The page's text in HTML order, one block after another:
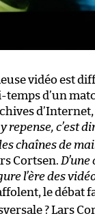
vidéo est
d’un
repense, c’est
chaînes de
Cortsen.
l’ère des
le débat
? Lars